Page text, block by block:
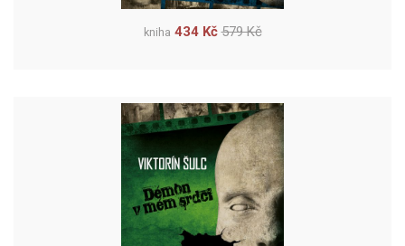
kniha 434 Kč 579 Kč